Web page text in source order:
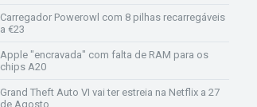
Carregador Powerowl com 8 pilhas recarregáveis
a €23
Apple "encravada" com falta de RAM para os
chips A20
Grand Theft Auto VI vai ter estreia na Netflix a 27
de Agosto